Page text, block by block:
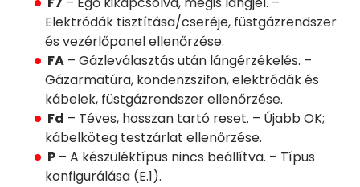
Elektródák tisztítása/cseréje, füstgázrendszer
és vezérlőpanel ellenőrzése.
FA – Gázleválasztás után lángérzékelés. –
Gázarmatúra, kondenzszifon, elektródák és
kábelek, füstgázrendszer ellenőrzése.
Fd – Téves, hosszan tartó reset. – Újabb OK;
kábelköteg testzárlat ellenőrzése.
P – A készüléktípus nincs beállítva. – Típus
konfigurálása (E.1).